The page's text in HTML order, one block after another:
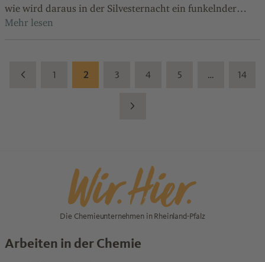
wie wird daraus in der Silvesternacht ein funkelnder
Sternenregen?
1 2 3 4 5 … 14
Die Chemieunternehmen in Rheinland-Pfalz
Arbeiten in der Chemie